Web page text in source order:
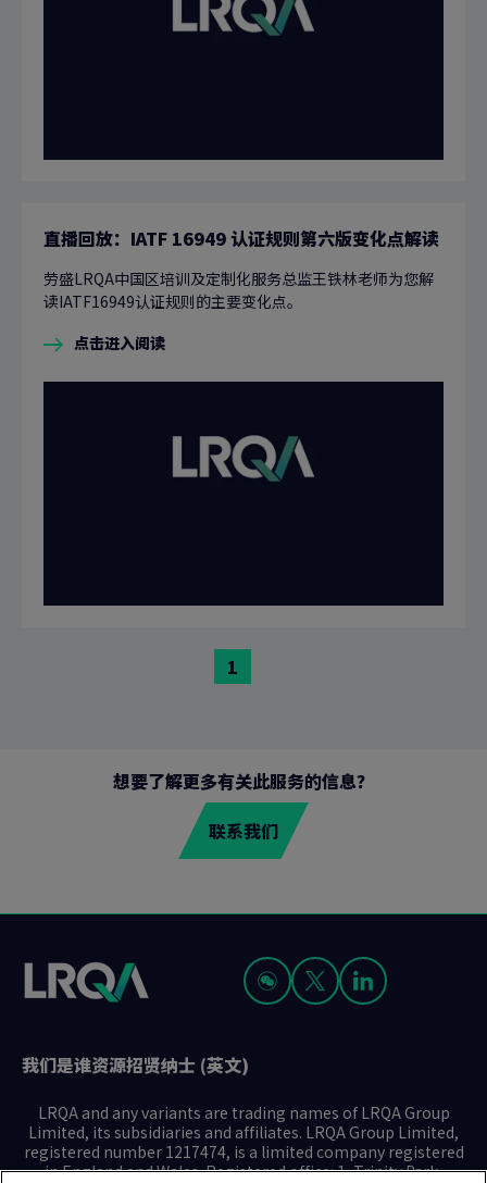
直播回放：IATF 16949 认证规则第六版变化点解读
劳盛LRQA中国区培训及定制化服务总监王铁林老师为您解
读IATF16949认证规则的主要变化点。
点击进入阅读
前
往
1
想要了解更多有关此服务的信息？
联系我们
我们是谁资源招贤纳士 (英文)
LRQA and any variants are trading names of LRQA Group
Limited, its subsidiaries and affiliates. LRQA Group Limited,
registered number 1217474, is a limited company registered
in England and Wales. Registered office: 1, Trinity Park,